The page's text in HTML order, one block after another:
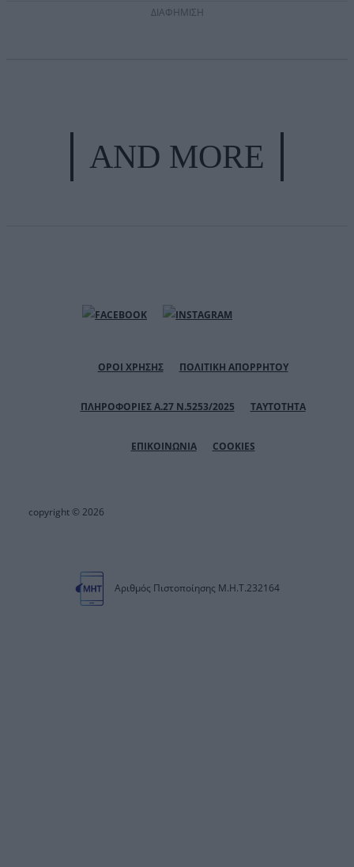
ΔΙΑΦΗΜΙΣΗ
AND MORE
ΟΡΟΙ ΧΡΗΣΗΣ ΠΟΛΙΤΙΚΗ ΑΠΟΡΡΗΤΟΥ
ΠΛΗΡΟΦΟΡΙΕΣ Α.27 Ν.5253/2025 ΤΑΥΤΟΤΗΤΑ
ΕΠΙΚΟΙΝΩΝΙΑ COOKIES
copyright © 2026
Αριθμός Πιστοποίησης Μ.Η.Τ.232164